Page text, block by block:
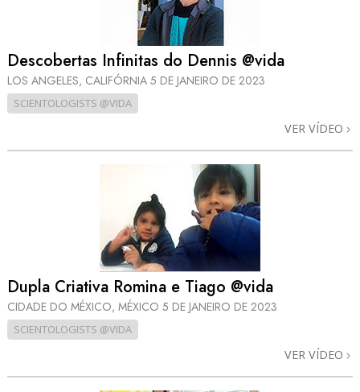
Descobertas Infinitas do Dennis @vida
LOS ANGELES, CALIFÓRNIA 5 DE JANEIRO DE 2023
SCIENTOLOGISTS @VIDA
VER VÍDEO
Dupla Criativa Romina e Tiago @vida
CIDADE DO MÉXICO, MÉXICO 5 DE JANEIRO DE 2023
SCIENTOLOGISTS @VIDA
VER VÍDEO